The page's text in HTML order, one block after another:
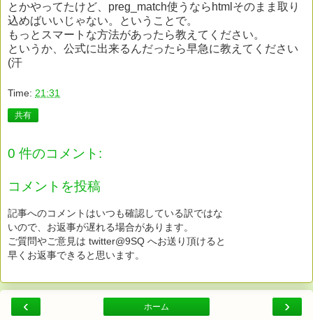
とかやってたけど、preg_match使うならhtmlそのまま取り
込めばいいじゃない。ということで。
もっとスマートな方法があったら教えてください。
というか、公式に出来るんだったら早急に教えてください
(汗
Time: 21:31
共有
0 件のコメント:
コメントを投稿
記事へのコメントはいつも確認している訳ではな
いので、お返事が遅れる場合があります。
ご質問やご意見は twitter@9SQ へお送り頂けると
早くお返事できると思います。
‹ ›
ホーム